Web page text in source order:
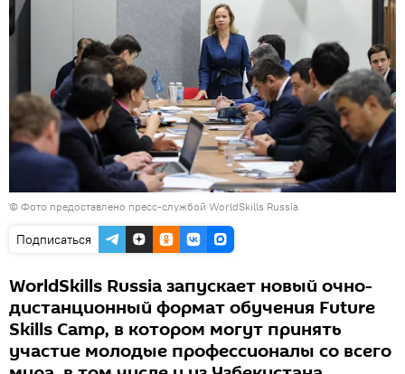
© Фото предоставлено пресс-службой WorldSkills Russia
Подписаться
WorldSkills Russia запускает новый очно-
дистанционный формат обучения Future
Skills Camp, в котором могут принять
участие молодые профессионалы со всего